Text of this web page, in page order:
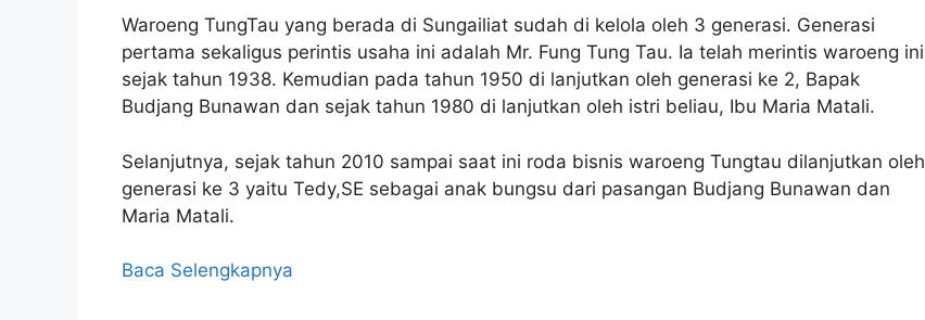
Waroeng TungTau yang berada di Sungailiat sudah di kelola oleh 3 generasi. Generasi
pertama sekaligus perintis usaha ini adalah Mr. Fung Tung Tau. Ia telah merintis waroeng ini
sejak tahun 1938. Kemudian pada tahun 1950 di lanjutkan oleh generasi ke 2, Bapak
Budjang Bunawan dan sejak tahun 1980 di lanjutkan oleh istri beliau, Ibu Maria Matali.
Selanjutnya, sejak tahun 2010 sampai saat ini roda bisnis waroeng Tungtau dilanjutkan oleh
generasi ke 3 yaitu Tedy,SE sebagai anak bungsu dari pasangan Budjang Bunawan dan
Maria Matali.
Baca Selengkapnya